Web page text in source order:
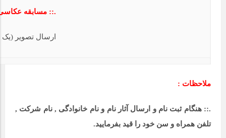
.:: مسابقه
ارسال تصویر
ملاحظات :
.:: هنگام ثبت نام و ارسال آثار نام و نام خانوادگی , نام شرکت ,
تلفن همراه و سن خود را قید بفرمایید.